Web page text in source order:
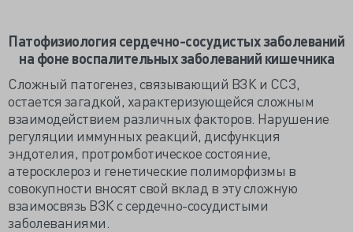
Патофизиология сердечно-сосудистых заболеваний
на фоне воспалительных заболеваний кишечника
Сложный патогенез, связывающий ВЗК и ССЗ,
остается загадкой, характеризующейся сложным
взаимодействием различных факторов. Нарушение
регуляции иммунных реакций, дисфункция
эндотелия, протромботическое состояние,
атеросклероз и генетические полиморфизмы в
совокупности вносят свой вклад в эту сложную
взаимосвязь ВЗК с сердечно-сосудистыми
заболеваниями.